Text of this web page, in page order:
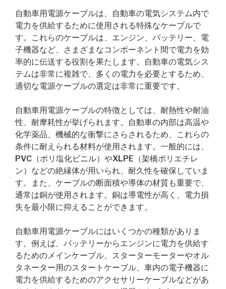
自動車用電源ケーブルは、自動車の電気システム内で
電力を供給するために使用される特殊なケーブルで
す。これらのケーブルは、エンジン、バッテリー、電
子機器など、さまざまなコンポーネント間で電力を効
率的に伝送する役割を果たします。自動車の電気シス
テムは非常に複雑で、多くの電力を必要とするため、
適切な電源ケーブルの選定は非常に重要です。
自動車用電源ケーブルの特徴としては、耐熱性や耐油
性、耐摩耗性が挙げられます。自動車の内部は高温や
化学薬品、機械的な衝撃にさらされるため、これらの
条件に耐えられる材料が使用されます。一般的には、
PVC（ポリ塩化ビニル）やXLPE（架橋ポリエチレ
ン）などの絶縁体が用いられ、耐久性を確保していま
す。また、ケーブルの断面積や導体の材質も重要で、
通常は銅が使用されます。銅は導電性が高く、電力損
失を最小限に抑えることができます。
自動車用電源ケーブルにはいくつかの種類がありま
す。例えば、バッテリーからエンジンに電力を供給す
るためのメインケーブル、スターターモーターやオル
タネーター用のスタートケーブル、車内の電子機器に
電力を供給するためのアクセサリーケーブルなどがあ